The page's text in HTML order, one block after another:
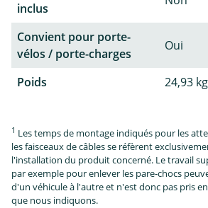
inclus
Convient pour porte-
vélos / porte-charges
Oui
Poids 24,93 kg
1 Les temps de montage indiqués pour les
les faisceaux de câbles se réfèrent
l'installation du produit concerné. Le travail
par exemple pour enlever les pare-chocs
d'un véhicule à l'autre et n'est donc pas pris
que nous indiquons.